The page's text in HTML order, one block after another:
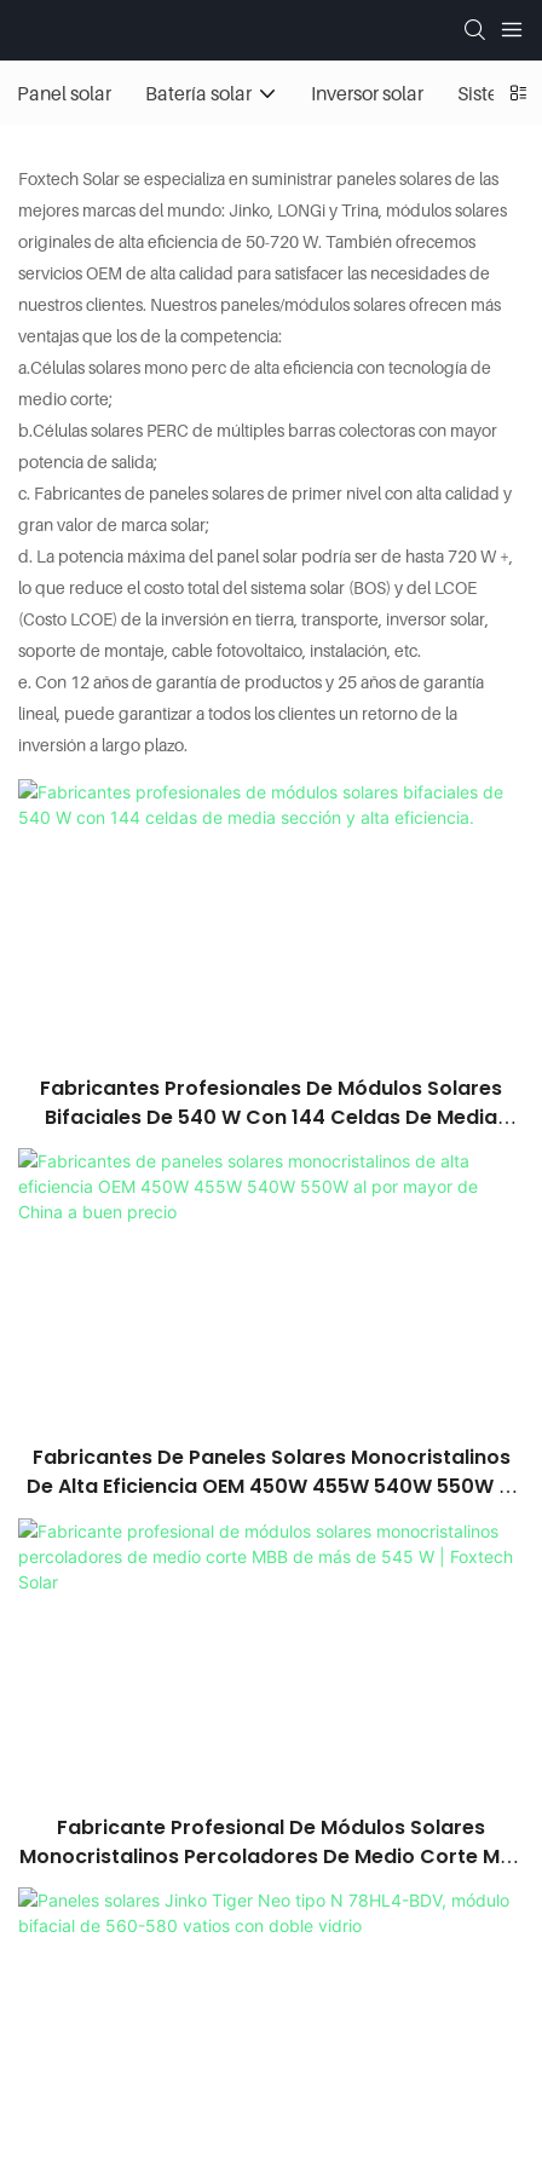
Panel solar Batería solar Inversor solar Sistemas
Foxtech Solar se especializa en suministrar paneles solares de las
mejores marcas del mundo: Jinko, LONGi y Trina, módulos solares
originales de alta eficiencia de 50-720 W. También ofrecemos
servicios OEM de alta calidad para satisfacer las necesidades de
nuestros clientes. Nuestros paneles/módulos solares ofrecen más
ventajas que los de la competencia:
a.Células solares mono perc de alta eficiencia con tecnología de
medio corte;
b.Células solares PERC de múltiples barras colectoras con mayor
potencia de salida;
c. Fabricantes de paneles solares de primer nivel con alta calidad y
gran valor de marca solar;
d. La potencia máxima del panel solar podría ser de hasta 720 W +,
lo que reduce el costo total del sistema solar (BOS) y del LCOE
(Costo LCOE) de la inversión en tierra, transporte, inversor solar,
soporte de montaje, cable fotovoltaico, instalación, etc.
e. Con 12 años de garantía de productos y 25 años de garantía
lineal, puede garantizar a todos los clientes un retorno de la
inversión a largo plazo.
Fabricantes Profesionales De Módulos Solares
Bifaciales De 540 W Con 144 Celdas De Media
Fabricantes De Paneles Solares Monocristalinos
De Alta Eficiencia OEM 450W 455W 540W 550W Al
Fabricante Profesional De Módulos Solares
Monocristalinos Percoladores De Medio Corte MBB